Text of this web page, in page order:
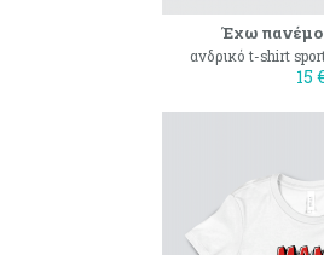
Έχω
ανδρικό t-shirt
15 €